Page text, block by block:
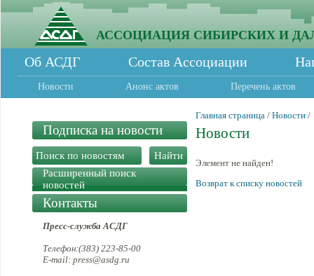
АССОЦИАЦИЯ СИБИРСКИХ И
Об АСДГ Состав Ассоциации
Новости Анонс актов Перечень актов
Подписка на новости
Расширенный поиск
новостей
Контакты
Пресс-служба АСДГ
Телефон:(383) 223-85-00
E-mail: press@asdg.ru
Главная страница / Новости /
Новости
Элемент не найден!
Возврат к списку новостей